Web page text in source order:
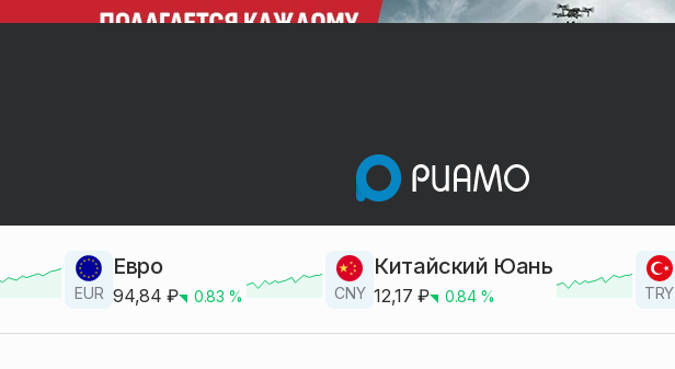
EUR
Евро
94,84 ₽ 0.83 % CNY
Китайский Юань
12,17 ₽ 0.84% TRY